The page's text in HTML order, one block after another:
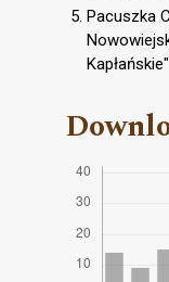
Pacuszka